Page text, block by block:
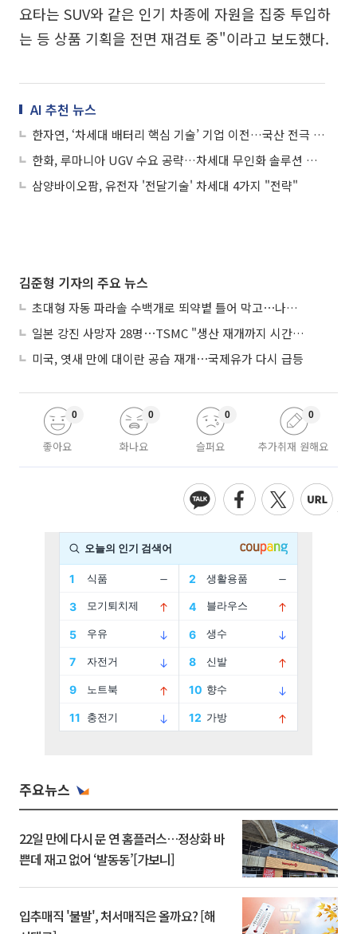
요타는 SUV와 같은 인기 차종에 자원을 집중 투입하
는 등 상품 기획을 전면 재검토 중"이라고 보도했다.
AI 추천 뉴스
한자연, ‘차세대 배터리 핵심 기술’ 기업 이전…국산 전극 경쟁력 강화
한화, 루마니아 UGV 수요 공략…차세대 무인화 솔루션 제시
삼양바이오팜, 유전자 '전달기술' 차세대 4가지 "전략"
김준형 기자의 주요 뉴스
초대형 자동 파라솔 수백개로 뙤약볕 틀어 막고⋯나라별 폭염 생존법
일본 강진 사망자 28명⋯TSMC "생산 재개까지 시간 필요해"
미국, 엿새 만에 대이란 공습 재개⋯국제유가 다시 급등
좋아요
0
화나요
0
슬퍼요
0
추가취재 원해요
0
주요뉴스
22일 만에 다시 문 연 홈플러스…정상화 바
쁜데 재고 없어 ‘발동동’[가보니]
입추매직 '불발', 처서매직은 올까요? [해